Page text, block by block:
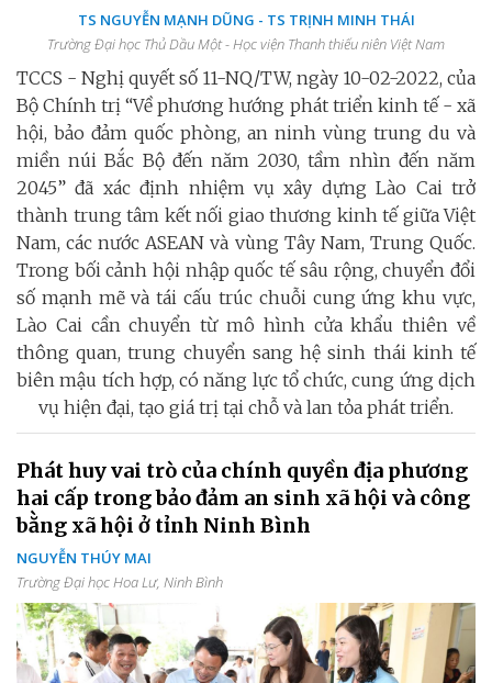
TS NGUYỄN MẠNH DŨNG - TS TRỊNH MINH THÁI
Trường Đại học Thủ Dầu Một - Học viện Thanh thiếu niên Việt Nam
TCCS - Nghị quyết số 11-NQ/TW, ngày 10-02-2022, của
Bộ Chính trị “Về phương hướng phát triển kinh tế - xã
hội, bảo đảm quốc phòng, an ninh vùng trung du và
miền núi Bắc Bộ đến năm 2030, tầm nhìn đến năm
2045” đã xác định nhiệm vụ xây dựng Lào Cai trở
thành trung tâm kết nối giao thương kinh tế giữa Việt
Nam, các nước ASEAN và vùng Tây Nam, Trung Quốc.
Trong bối cảnh hội nhập quốc tế sâu rộng, chuyển đổi
số mạnh mẽ và tái cấu trúc chuỗi cung ứng khu vực,
Lào Cai cần chuyển từ mô hình cửa khẩu thiên về
thông quan, trung chuyển sang hệ sinh thái kinh tế
biên mậu tích hợp, có năng lực tổ chức, cung ứng dịch
vụ hiện đại, tạo giá trị tại chỗ và lan tỏa phát triển.
Phát huy vai trò của chính quyền địa phương
hai cấp trong bảo đảm an sinh xã hội và công
bằng xã hội ở tỉnh Ninh Bình
NGUYỄN THÚY MAI
Trường Đại học Hoa Lư, Ninh Bình